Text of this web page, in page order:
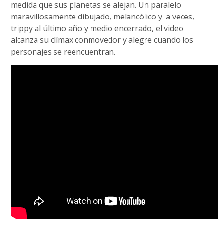
medida que sus planetas se alejan. Un paralelo
maravillosamente dibujado, melancólico y, a veces,
trippy al último año y medio encerrado, el video
alcanza su clímax conmovedor y alegre cuando los
personajes se reencuentran.